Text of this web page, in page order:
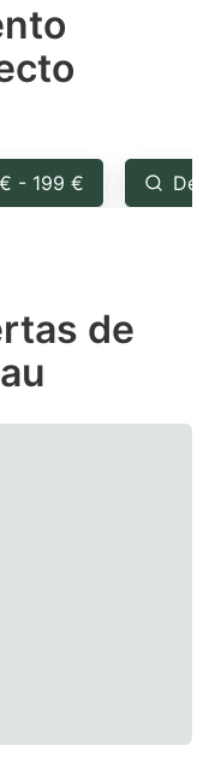
select
a
the
question
to
get
the
keyboard
- 199 €
de